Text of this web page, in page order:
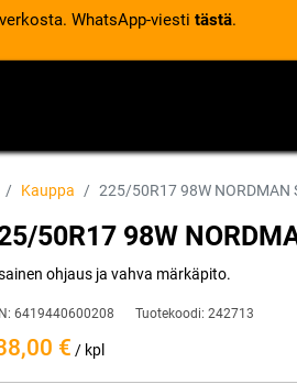
WhatsApp-viesti tästä.
Kauppa 225/50R17 98W NORDMAN
50R17 98W
ohjaus ja vahva märkäpito.
6419440600208 Tuotekoodi: 242713
€ / kpl